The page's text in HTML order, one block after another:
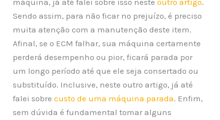
Sendo assim, para não ficar no prejuízo, é preciso
muita atenção com a manutenção deste item.
Afinal, se o ECM falhar, sua máquina certamente
perderá desempenho ou pior, ficará parada por
um longo período até que ele seja consertado ou
substituído. Inclusive, neste outro artigo, já até
falei sobre custo de uma máquina parada. Enfim,
sem dúvida é fundamental tomar alguns